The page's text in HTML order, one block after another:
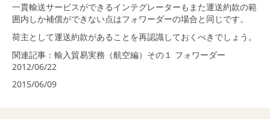
一貫輸送サービスができるインテグレーターもまた運送約款の範
囲内しか補償ができない点はフォワーダーの場合と同じです。
荷主として運送約款があることを再認識しておくべきでしょう。
関連記事： 輸入貿易実務（航空編）その１ フォワーダー
2012/06/22
2015/06/09